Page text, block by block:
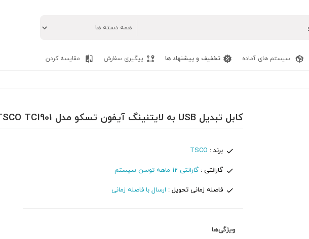
سیستم های آماده تخفیف و پیشنهاد ها پیگیری سفارش مقایسه کردن
کابل تبدیل USB به لایتنینگ آیفون تسکو مدل TSCO TCI901
برند : TSCO
گارانتی : گارانتی 12 ماهه توسن سیستم
فاصله زمانی تحویل : ارسال با فاصله زمانی
ویژگی‌ها